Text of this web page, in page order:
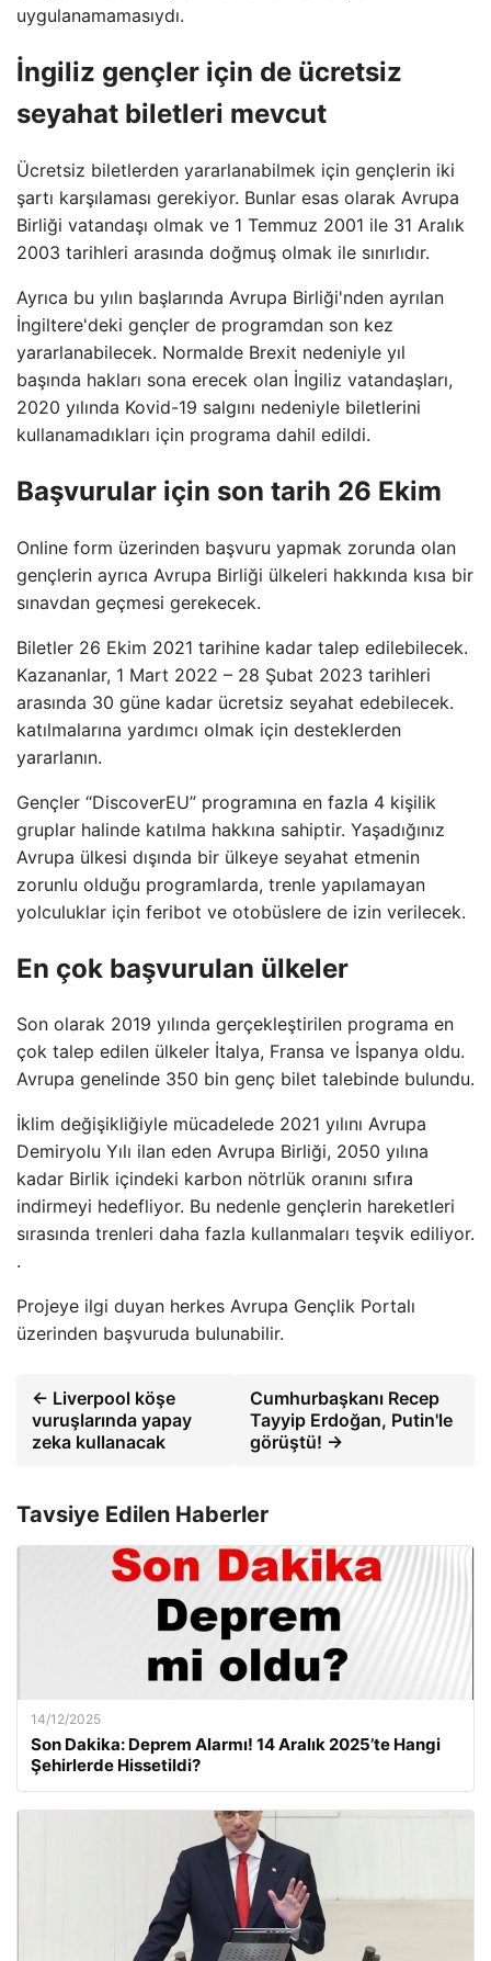
uygulanamamasıydı.
İngiliz gençler için de ücretsiz
seyahat biletleri mevcut
Ücretsiz biletlerden yararlanabilmek için gençlerin iki
şartı karşılaması gerekiyor. Bunlar esas olarak Avrupa
Birliği vatandaşı olmak ve 1 Temmuz 2001 ile 31 Aralık
2003 tarihleri ​​arasında doğmuş olmak ile sınırlıdır.
Ayrıca bu yılın başlarında Avrupa Birliği'nden ayrılan
İngiltere'deki gençler de programdan son kez
yararlanabilecek. Normalde Brexit nedeniyle yıl
başında hakları sona erecek olan İngiliz vatandaşları,
2020 yılında Kovid-19 salgını nedeniyle biletlerini
kullanamadıkları için programa dahil edildi.
Başvurular için son tarih 26 Ekim
Online form üzerinden başvuru yapmak zorunda olan
gençlerin ayrıca Avrupa Birliği ülkeleri hakkında kısa bir
sınavdan geçmesi gerekecek.
Biletler 26 Ekim 2021 tarihine kadar talep edilebilecek.
Kazananlar, 1 Mart 2022 – 28 Şubat 2023 tarihleri ​​
arasında 30 güne kadar ücretsiz seyahat edebilecek.
katılmalarına yardımcı olmak için desteklerden
yararlanın.
Gençler “DiscoverEU” programına en fazla 4 kişilik
gruplar halinde katılma hakkına sahiptir. Yaşadığınız
Avrupa ülkesi dışında bir ülkeye seyahat etmenin
zorunlu olduğu programlarda, trenle yapılamayan
yolculuklar için feribot ve otobüslere de izin verilecek.
En çok başvurulan ülkeler
Son olarak 2019 yılında gerçekleştirilen programa en
çok talep edilen ülkeler İtalya, Fransa ve İspanya oldu.
Avrupa genelinde 350 bin genç bilet talebinde bulundu.
İklim değişikliğiyle mücadelede 2021 yılını Avrupa
Demiryolu Yılı ilan eden Avrupa Birliği, 2050 yılına
kadar Birlik içindeki karbon nötrlük oranını sıfıra
indirmeyi hedefliyor. Bu nedenle gençlerin hareketleri
sırasında trenleri daha fazla kullanmaları teşvik ediliyor.
.
Projeye ilgi duyan herkes Avrupa Gençlik Portalı
üzerinden başvuruda bulunabilir.
← Liverpool köşe
vuruşlarında yapay
zeka kullanacak
Cumhurbaşkanı Recep
Tayyip Erdoğan, Putin'le
görüştü! →
Tavsiye Edilen Haberler
14/12/2025
Son Dakika: Deprem Alarmı! 14 Aralık 2025’te Hangi
Şehirlerde Hissetildi?